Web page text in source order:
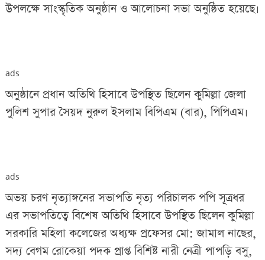
উপলক্ষে সাংস্কৃতিক অনুষ্ঠান ও আলোচনা সভা অনুষ্ঠিত হয়েছে৷
ads
অনুষ্ঠানে প্রধান অতিথি হিসাবে উপস্থিত ছিলেন কুমিল্লা জেলা
পুলিশ সুপার সৈয়দ নুরুল ইসলাম বিপিএম (বার), পিপিএম৷
ads
অভয় চরণ নৃত্যাঙ্গনের সভাপতি নৃত্য পরিচালক পপি সূত্রধর
এর সভাপতিত্বে বিশেষ অতিথি হিসাবে উপস্থিত ছিলেন কুমিল্লা
সরকারি মহিলা কলেজের অধ্যক্ষ প্রফেসর মো: জামাল নাছের,
সদ্য বেগম রোকেয়া পদক প্রাপ্ত বিশিষ্ট নারী নেত্রী পাপড়ি বসু,